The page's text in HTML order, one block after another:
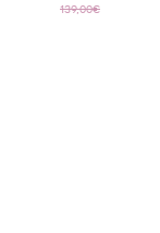
139,00€